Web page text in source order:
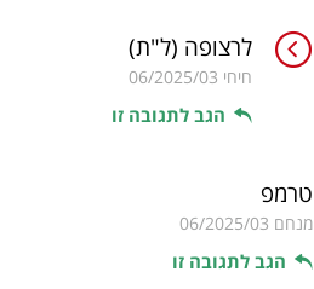
לרצופה (ל"ת)
חיחי 06/2025/03
הגב לתגובה זו
טרמפ
מנחם 06/2025/03
הגב לתגובה זו